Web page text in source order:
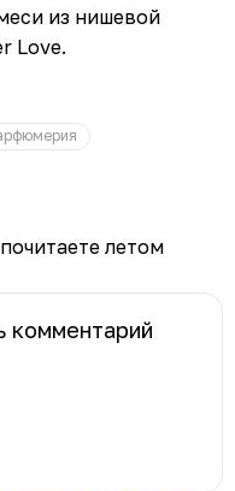
из нишевой
Love.
летом
комментарий